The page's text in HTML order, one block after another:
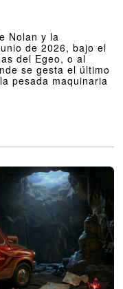
Nolan y la
de 2026, bajo el
del Egeo, o al
se gesta el último
pesada maquinaria